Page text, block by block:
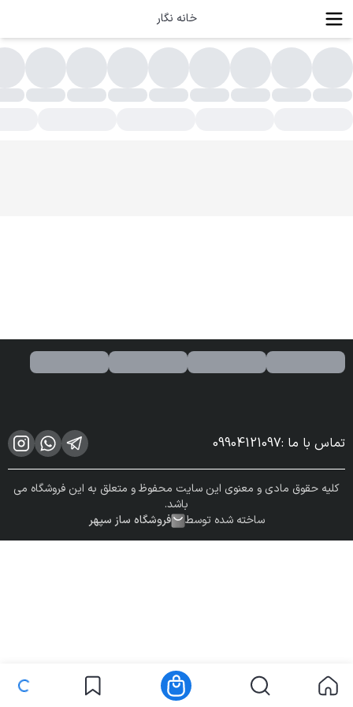
خانه نگار
تماس با ما :
09904121097
کلیه حقوق مادی و معنوی این سایت محفوظ و متعلق به این فروشگاه می
باشد.
ساخته شده توسط
فروشگاه ساز سپهر